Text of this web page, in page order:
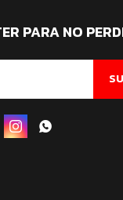
PARA NO
 